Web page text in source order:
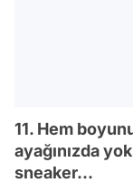
11. Hem
ayağınızda
sneaker...